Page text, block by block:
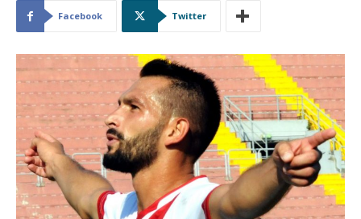
Facebook Twitter